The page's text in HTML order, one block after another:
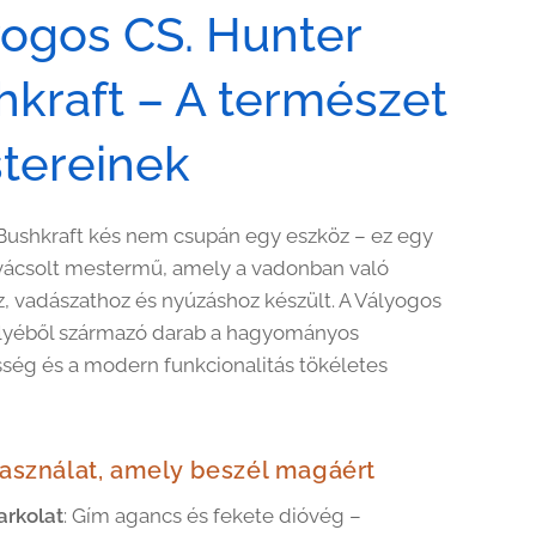
CS. Hunter
– A természet
kés nem csupán egy eszköz – ez egy
mestermű, amely a vadonban való
vadászathoz és nyúzáshoz készült. A Vályogos
származó darab a hagyományos
és a modern funkcionalitás tökéletes
amely beszél magáért
: Gím agancs és fekete dióvég –